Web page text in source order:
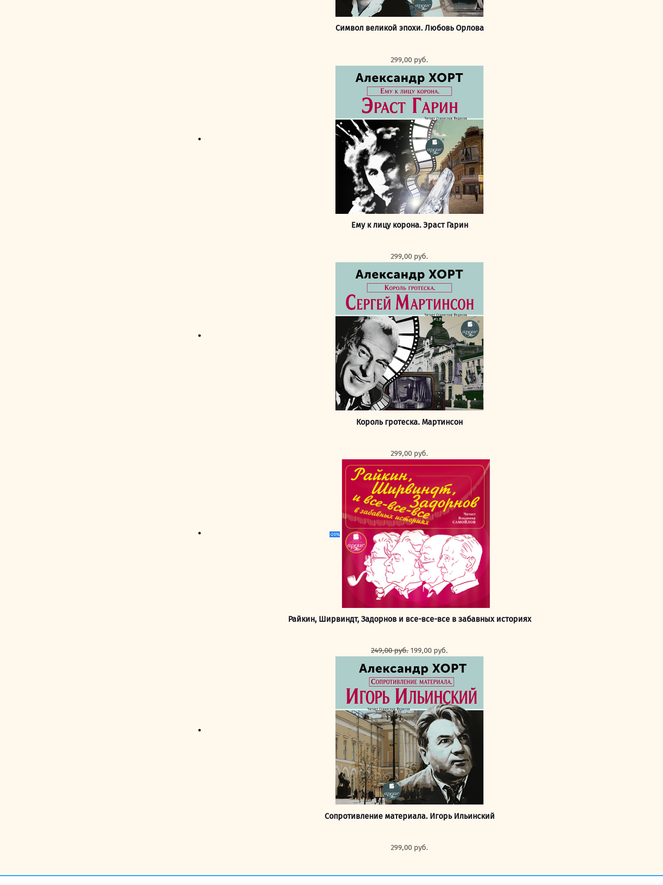
Символ великой эпохи. Любовь Орлова
299,00 руб.
Ему к лицу корона. Эраст Гарин
299,00 руб.
Король гротеска. Мартинсон
299,00 руб.
-20%
Райкин, Ширвиндт, Задорнов и все-все-все в забавных историях
249,00руб. Первоначальная
составляла
249,00 руб..
199,00 руб.
199,00 руб..
Сопротивление материала. Игорь Ильинский
299,00 руб.